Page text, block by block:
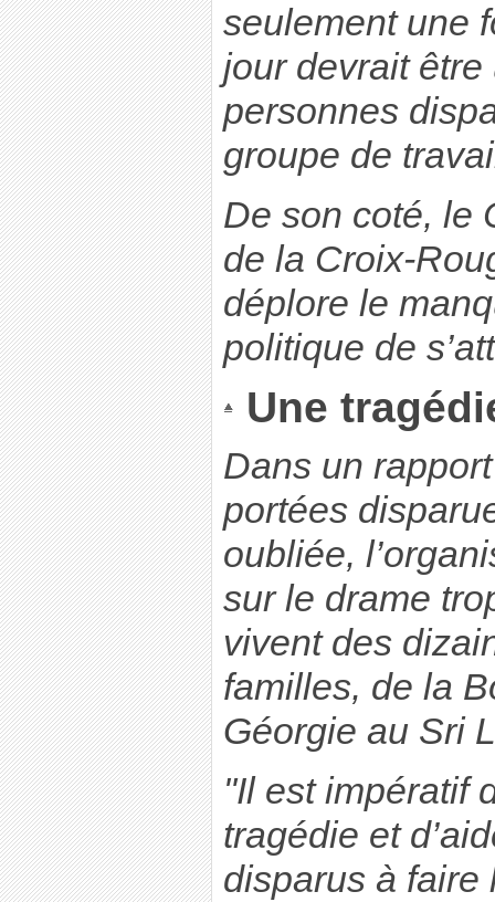
seulement une
jour devrait
personnes
groupe de
De son coté, le
de la Croix-
déplore le
politique de
Une
Dans un
portées
oubliée,
sur le drame
vivent des
familles, de la
Géorgie au Sri
"Il est impératif
tragédie et
disparus à faire